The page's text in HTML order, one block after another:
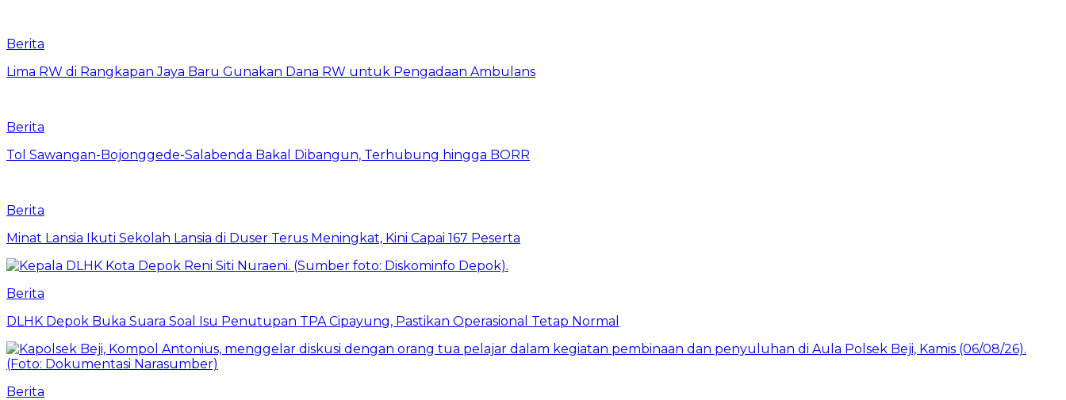
Berita
Lima RW di Rangkapan Jaya Baru Gunakan Dana RW untuk Pengadaan Ambulans
Berita
Tol Sawangan-Bojonggede-Salabenda Bakal Dibangun, Terhubung hingga BORR
Berita
Minat Lansia Ikuti Sekolah Lansia di Duser Terus Meningkat, Kini Capai 167 Peserta
Berita
DLHK Depok Buka Suara Soal Isu Penutupan TPA Cipayung, Pastikan Operasional Tetap Normal
Berita